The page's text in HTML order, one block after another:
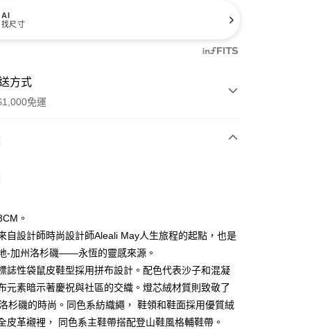
AI
找尺寸
方式
免運
款
率 每期
商業銀行
第一商業銀行
銀行
彰化商業銀行
商業銀行
兆豐國際商業銀行
企業銀行
台中商業銀行
灣）商業銀行
華泰商業銀行
銀行
遠東國際商業銀行
後付
先享後付」】
。
自設計師時尚設計師Aleali May人生旅程的起點，也是
-加州洛杉磯——永恆的靈感來源。
誌性袋鼠皮鞋型採用拼布設計。配色代表沙子和混凝
元素暗示著慶祝與社區的交織。燈芯絨材質則致敬了
杉磯的時尚。同色系紡織繩， 鞋領和鞋面採用優質絨
皮革襯裡， 同色系主鞋帶搭配登山鞋風格輔鞋帶。